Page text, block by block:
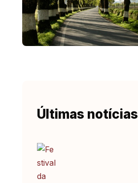
Últimas notícias